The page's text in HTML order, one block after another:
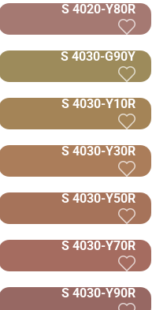
S 4020-Y80R
S 4030-G90Y
S 4030-Y10R
S 4030-Y30R
S 4030-Y50R
S 4030-Y70R
S 4030-Y90R